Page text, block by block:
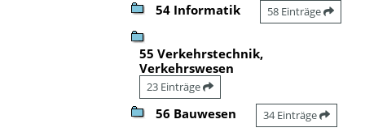
54 Informatik 58 Einträge
55 Verkehrstechnik,
Verkehrswesen
23 Einträge
56 Bauwesen 34 Einträge